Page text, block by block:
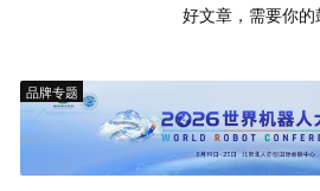
好文章，需要你的
品牌专题